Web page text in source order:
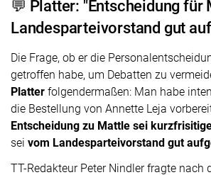
💬 Platter: "Entscheidung für
Landesparteivorstand gut
Die Frage, ob er die
getroffen habe, um Debatten zu
Platter folgendermaßen: Man habe
die Bestellung von Annette Leja
Entscheidung zu Mattle sei
sei vom Landesparteivorstand gut
TT-Redakteur Peter Nindler fragte nach